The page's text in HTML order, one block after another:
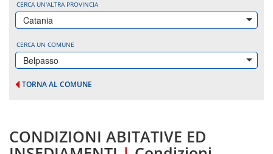
CERCA UN'ALTRA PROVINCIA
Catania
CERCA UN COMUNE
Belpasso
TORNA AL COMUNE
CONDIZIONI ABITATIVE ED